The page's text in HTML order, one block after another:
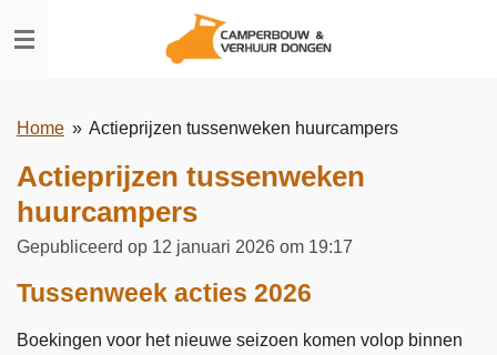
direct
hoofdinhoud
Home » Actieprijzen tussenweken huurcampers
Actieprijzen tussenweken
huurcampers
Gepubliceerd op 12 januari 2026 om 19:17
Tussenweek acties 2026
Boekingen voor het nieuwe seizoen komen volop binnen